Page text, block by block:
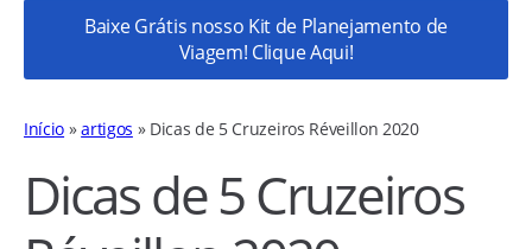
Baixe Grátis nosso Kit de Planejamento de
Viagem! Clique Aqui!
Início »artigos » Dicas de 5 Cruzeiros Réveillon 2020
Dicas de 5 Cruzeiros